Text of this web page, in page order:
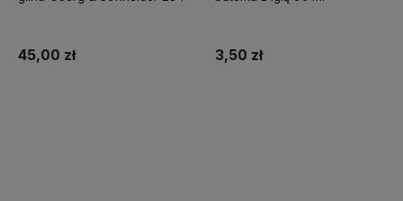
45,00 zł 3,50 zł